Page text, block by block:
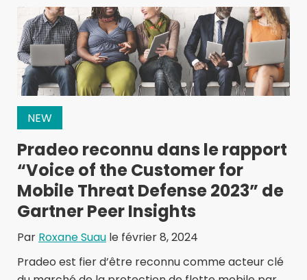
NEW
Pradeo reconnu dans le rapport
“Voice of the Customer for
Mobile Threat Defense 2023” de
Gartner Peer Insights
Par Roxane Suau le février 8, 2024
Pradeo est fier d’être reconnu comme acteur clé